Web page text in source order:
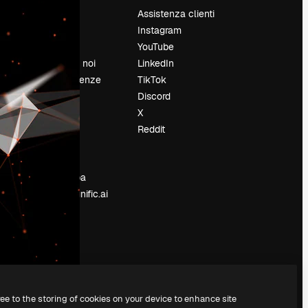
Lavora con noi
Cerca tendenze
Blog
Eventi
Slidesgo
Sala stampa
Cerchi magnific.ai
Assistenza clienti
Instagram
YouTube
LinkedIn
TikTok
Discord
X
Reddit
to the storing of cookies on your device to enhance site